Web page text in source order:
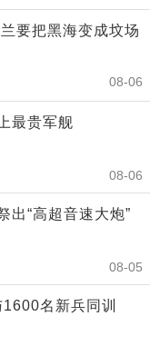
要把黑海变成坟场
08-06
最贵军舰
08-06
出“高超音速大炮”
08-05
名新兵同训